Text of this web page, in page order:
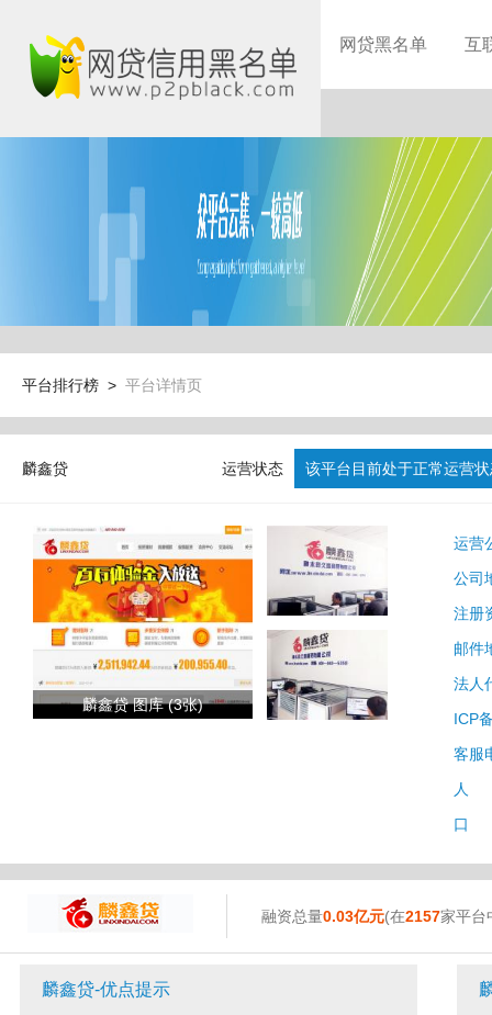
网贷黑名单 互
平台排行榜 > 平台详情页
麟鑫贷 运营状态 该平台目前处于正常运营
麟鑫贷 图库 (3张)
运营
公司
注册
邮件
法人
ICP
客服
人
口
融资总量0.03亿元(在2157家平台
麟鑫贷-优点提示